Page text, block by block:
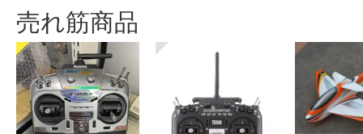
売れ筋商品